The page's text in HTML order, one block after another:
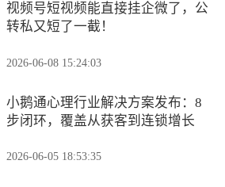
视频号短视频能直接挂企微了，公
转私又短了一截！
2026-06-08 15:24:03
小鹅通心理行业解决方案发布：8
步闭环，覆盖从获客到连锁增长
2026-06-05 18:53:35